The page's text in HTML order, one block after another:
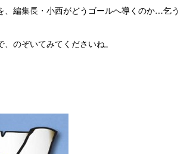
編集長・小西がどうゴールへ導くのか…乞う
のぞいてみてくださいね。